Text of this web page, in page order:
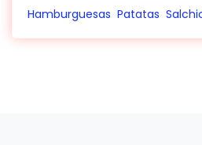
Hamburguesas Patatas